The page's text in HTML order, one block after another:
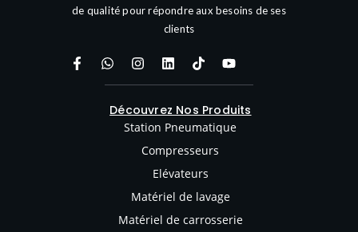
de qualité pour répondre aux besoins de ses
clients
Découvrez Nos Produits
Station Pneumatique
Compresseurs
Elévateurs
Matériel de lavage
Matériel de carrosserie